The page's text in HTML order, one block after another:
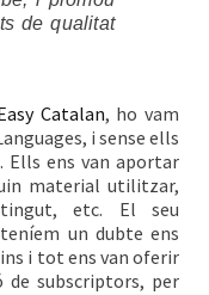
de qualitat
Catalan, ho vam
i sense ells
Ells ens van aportar
material utilitzar,
etc. El seu
un dubte ens
i tot ens van oferir
de subscriptors, per